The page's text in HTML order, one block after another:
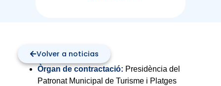
Volver a noticias
Òrgan de contractació: Presidència del
Patronat Municipal de Turisme i Platges